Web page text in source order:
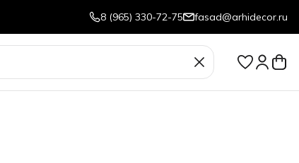
8 (965) 330-72-75 fasad@arhidecor.ru